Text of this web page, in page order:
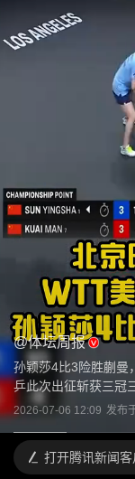
@体坛周报
孙颖莎4比3险胜蒯曼
乒此次出征斩获三冠
2026-07-06 12:09 发布
打开腾讯新闻